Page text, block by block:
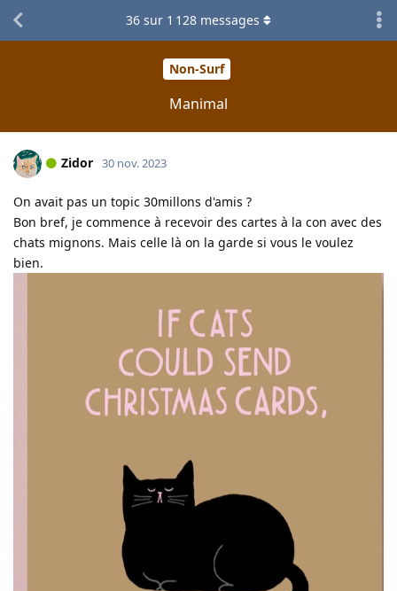
Non-Surf
Manimal
36 sur 1 128 messages
Zidor 30 nov. 2023
On avait pas un topic 30millons d'amis ?
Bon bref, je commence à recevoir des cartes à la con avec des
chats mignons. Mais celle là on la garde si vous le voulez
bien.